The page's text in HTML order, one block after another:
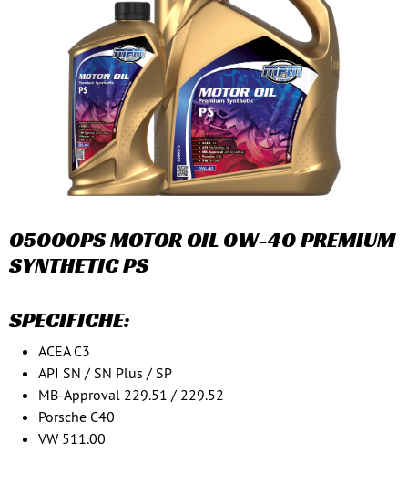
05000PS MOTOR OIL 0W-40 PREMIUM
SYNTHETIC PS
SPECIFICHE:
ACEA C3
API SN / SN Plus / SP
MB-Approval 229.51 / 229.52
Porsche C40
VW 511.00